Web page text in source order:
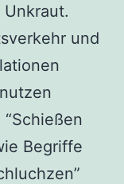
und
Begriffe